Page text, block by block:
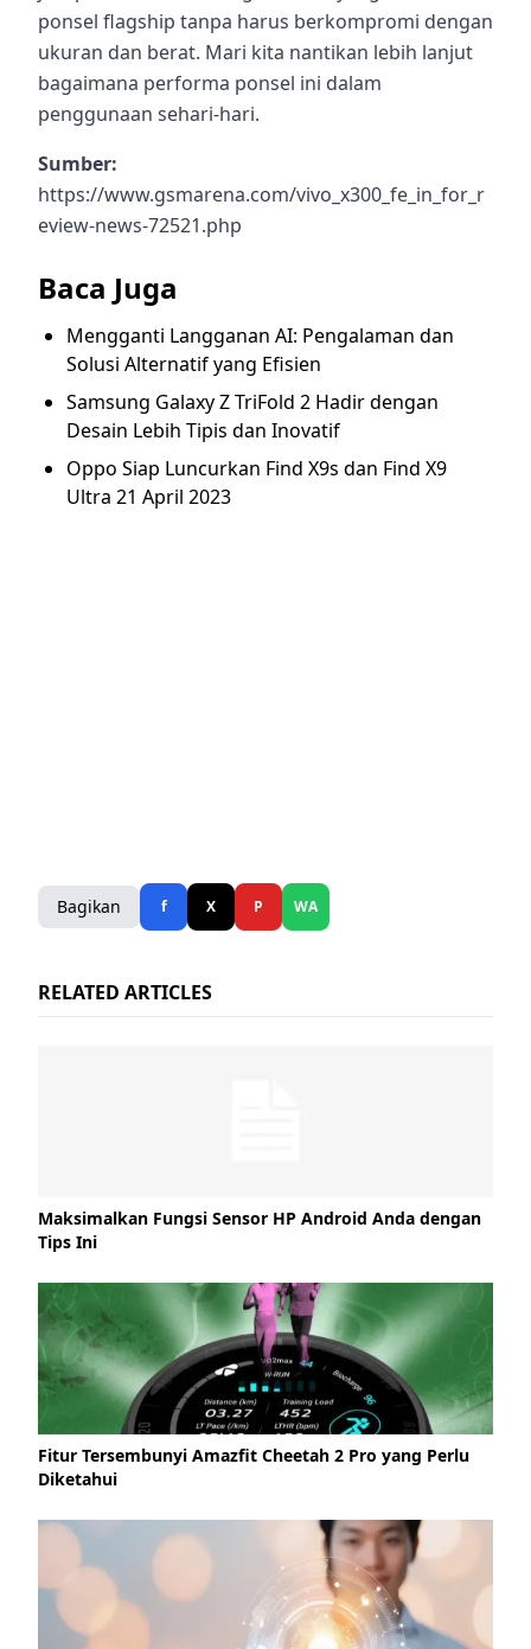
ponsel flagship tanpa harus berkompromi dengan
ukuran dan berat. Mari kita nantikan lebih lanjut
bagaimana performa ponsel ini dalam
penggunaan sehari-hari.
Sumber:
https://www.gsmarena.com/vivo_x300_fe_in_for_r
eview-news-72521.php
Baca Juga
Mengganti Langganan AI: Pengalaman dan
Solusi Alternatif yang Efisien
Samsung Galaxy Z TriFold 2 Hadir dengan
Desain Lebih Tipis dan Inovatif
Oppo Siap Luncurkan Find X9s dan Find X9
Ultra 21 April 2023
Bagikan f X P WA
RELATED ARTICLES
Maksimalkan Fungsi Sensor HP Android Anda dengan
Tips Ini
Fitur Tersembunyi Amazfit Cheetah 2 Pro yang Perlu
Diketahui